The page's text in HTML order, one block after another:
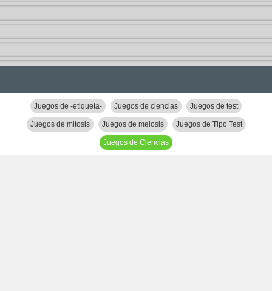
Juegos de -etiqueta- Juegos de ciencias Juegos de test
Juegos de mitosis Juegos de meiosis Juegos de Tipo Test
Juegos de Ciencias